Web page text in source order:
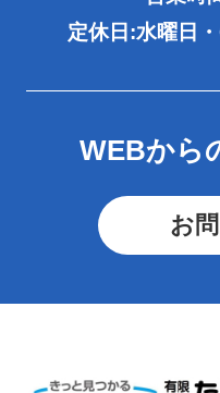
定休日:水曜日
WEBから
お